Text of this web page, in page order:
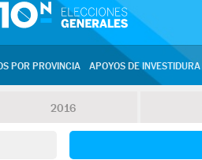
POR PROVINCIA APOYOS DE INVESTIDURA
2016